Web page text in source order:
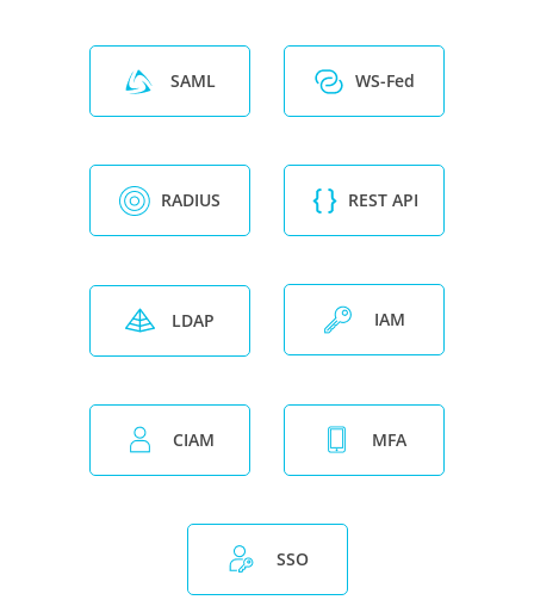
SAML WS-Fed
RADIUS REST API
LDAP IAM
CIAM MFA
SSO